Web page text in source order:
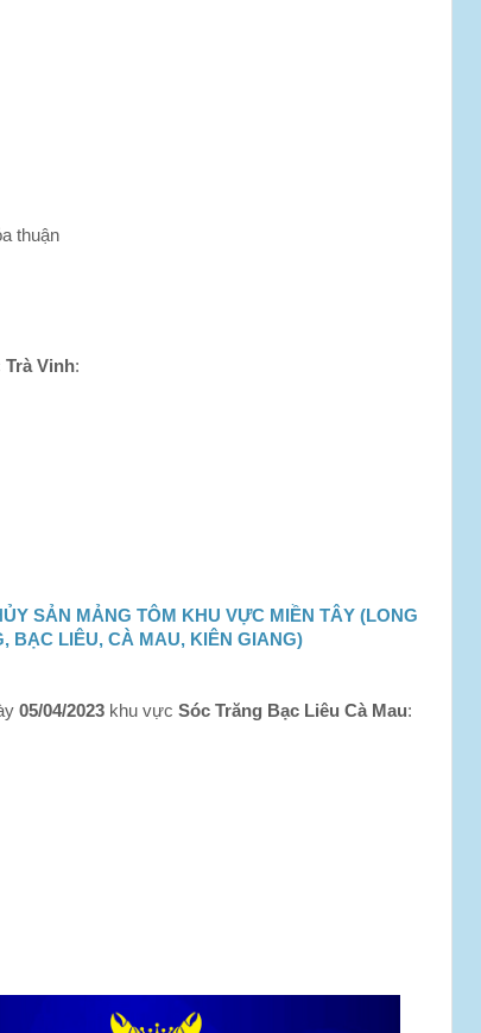
thuận
Trà Vinh:
SẢN MẢNG TÔM KHU VỰC MIỀN TÂY (LONG
BẠC LIÊU, CÀ MAU, KIÊN GIANG)
05/04/2023 khu vực Sóc Trăng Bạc Liêu Cà Mau: